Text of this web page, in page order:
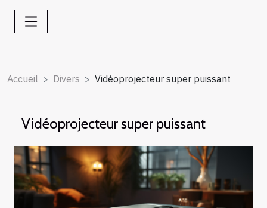
Accueil Divers Vidéoprojecteur super puissant
Vidéoprojecteur super puissant